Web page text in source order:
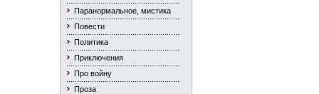
Паранормальное, мистика
Повести
Политика
Приключения
Про войну
Проза